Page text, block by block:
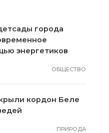
города
энергетиков
ОБЩЕСТВО
кордон Беле
ПРИРОДА